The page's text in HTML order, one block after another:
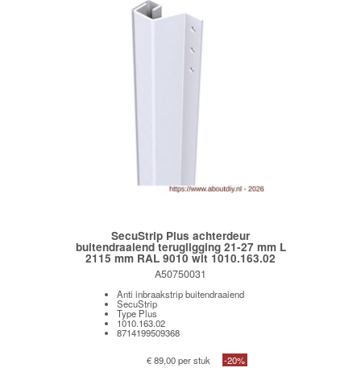
SecuStrip Plus achterdeur
buitendraaiend terugligging 21-27 mm L
2115 mm RAL 9010 wit 1010.163.02
A50750031
Anti inbraakstrip buitendraaiend
SecuStrip
Type Plus
1010.163.02
8714199509368
€ 89,00 per stuk -20%